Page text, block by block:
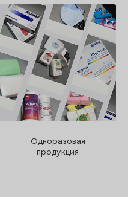
Одноразовая
продукция